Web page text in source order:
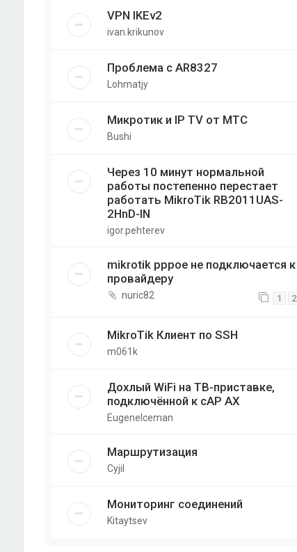
VPN IKEv2
ivan.krikunov
Проблема с AR8327
Lohmatjy
Микротик и IP TV от МТС
Bushi
Через 10 минут нормальной
работы постепенно перестает
работать MikroTik RB2011UAS-
2HnD-IN
igor.pehterev
mikrotik pppoe не подключается к
провайдеру
nuric82 1 2
MikroTik Клиент по SSH
m061k
Дохлый WiFi на ТВ-приставке,
подключённой к cAP AX
EugeneIceman
Маршрутизация
Cyjil
Мониторинг соединений
Kitaytsev